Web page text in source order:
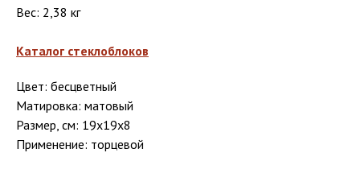
Вес: 2,38 кг
Каталог стеклоблоков
Цвет: бесцветный
Матировка: матовый
Размер, см: 19x19x8
Применение: торцевой